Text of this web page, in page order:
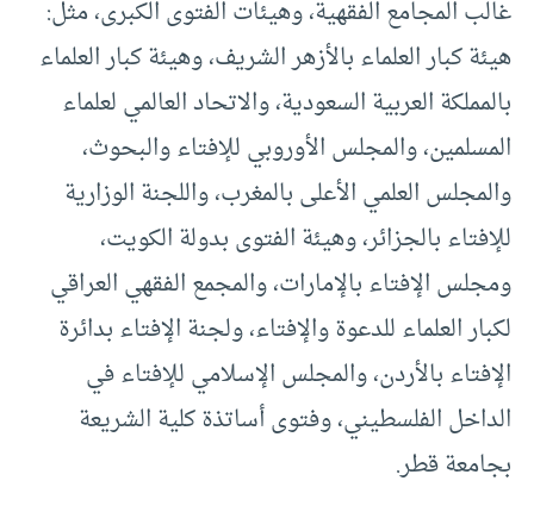
غالب المجامع الفقهية، وهيئات الفتوى الكبرى، مثل:
هيئة كبار العلماء بالأزهر الشريف، وهيئة كبار العلماء
بالمملكة العربية السعودية، والاتحاد العالمي لعلماء
المسلمين، والمجلس الأوروبي للإفتاء والبحوث،
والمجلس العلمي الأعلى بالمغرب، واللجنة الوزارية
للإفتاء بالجزائر، وهيئة الفتوى بدولة الكويت،
ومجلس الإفتاء بالإمارات، والمجمع الفقهي العراقي
لكبار العلماء للدعوة والإفتاء، ولجنة الإفتاء بدائرة
الإفتاء بالأردن، والمجلس الإسلامي للإفتاء في
الداخل الفلسطيني، وفتوى أساتذة كلية الشريعة
بجامعة قطر.